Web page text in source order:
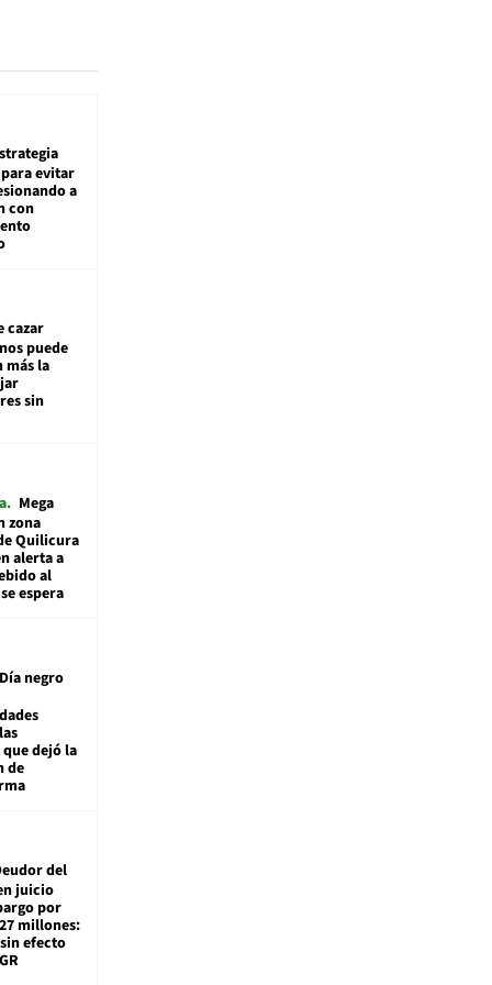
evitar
a
con
cazar
puede
más la
sin
Mega
zona
Quilicura
alerta a
al
espera
negro
dejó la
de
del
juicio
por
millones:
efecto